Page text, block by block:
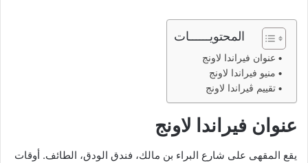
المحتويــــــات
عنوان فيراندا لاونج
منيو فيراندا لاونج
تقييم ڤيراندا لاونج
عنوان فيراندا لاونج
يقع المقهى على شارع البراء بن مالك، فندق الودق، الطائف. أوقات